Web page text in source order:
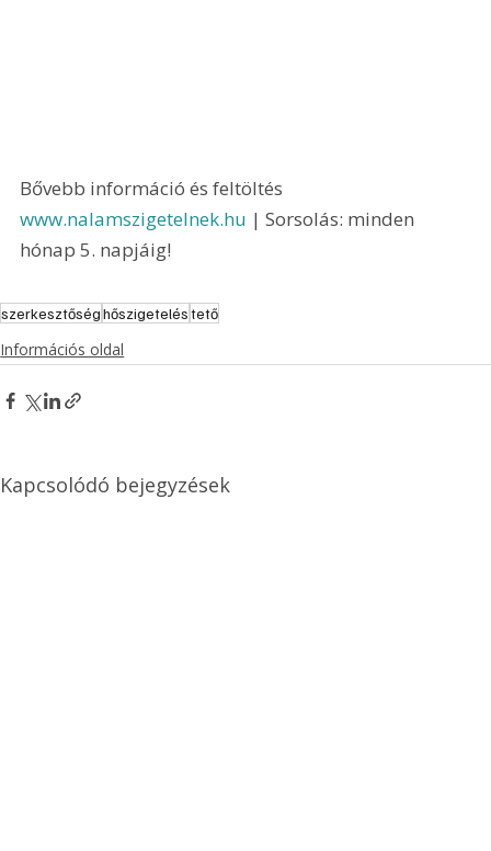
Bővebb információ és feltöltés
www.nalamszigetelnek.hu | Sorsolás: minden
hónap 5. napjáig!
szerkesztőséghőszigeteléstető
Információs oldal
Kapcsolódó bejegyzések